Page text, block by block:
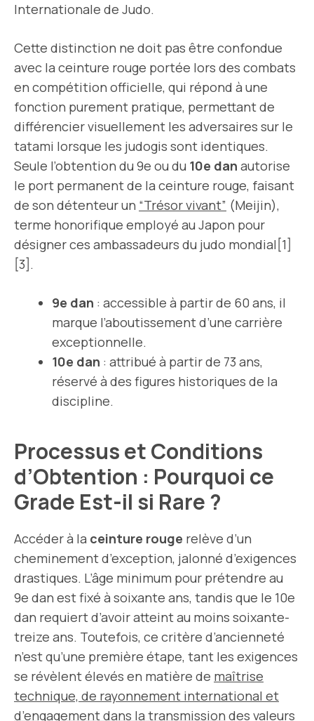
Internationale de Judo.
Cette distinction ne doit pas être confondue
avec la ceinture rouge portée lors des combats
en compétition officielle, qui répond à une
fonction purement pratique, permettant de
différencier visuellement les adversaires sur le
tatami lorsque les judogis sont identiques.
Seule l’obtention du 9e ou du 10e dan autorise
le port permanent de la ceinture rouge, faisant
de son détenteur un “Trésor vivant” (Meijin),
terme honorifique employé au Japon pour
désigner ces ambassadeurs du judo mondial[1]
[3].
9e dan : accessible à partir de 60 ans, il
marque l’aboutissement d’une carrière
exceptionnelle.
10e dan : attribué à partir de 73 ans,
réservé à des figures historiques de la
discipline.
Processus et Conditions
d’Obtention : Pourquoi ce
Grade Est-il si Rare ?
Accéder à la ceinture rouge relève d’un
cheminement d’exception, jalonné d’exigences
drastiques. L’âge minimum pour prétendre au
9e dan est fixé à soixante ans, tandis que le 10e
dan requiert d’avoir atteint au moins soixante-
treize ans. Toutefois, ce critère d’ancienneté
n’est qu’une première étape, tant les exigences
se révèlent élevés en matière de maîtrise
technique, de rayonnement international et
d’engagement dans la transmission des valeurs